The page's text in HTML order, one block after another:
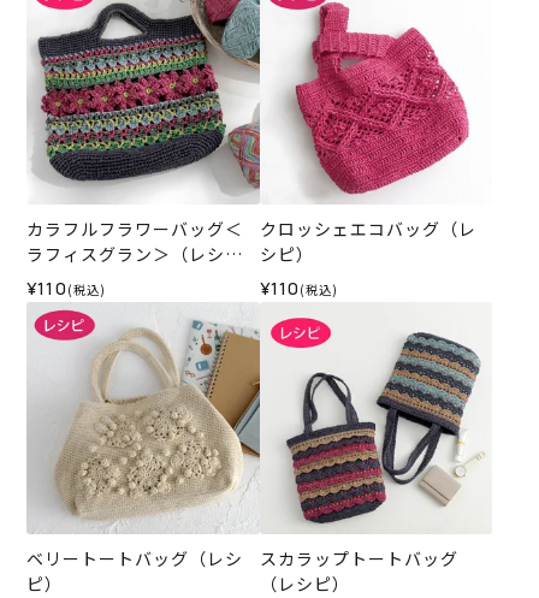
カラフルフラワーバッグ＜
ラフィスグラン＞（レシ
ピ）
¥110 (税込)
クロッシェエコバッグ（レ
シピ）
¥110 (税込)
ベリートートバッグ（レシ
ピ）
スカラップトートバッグ
（レシピ）